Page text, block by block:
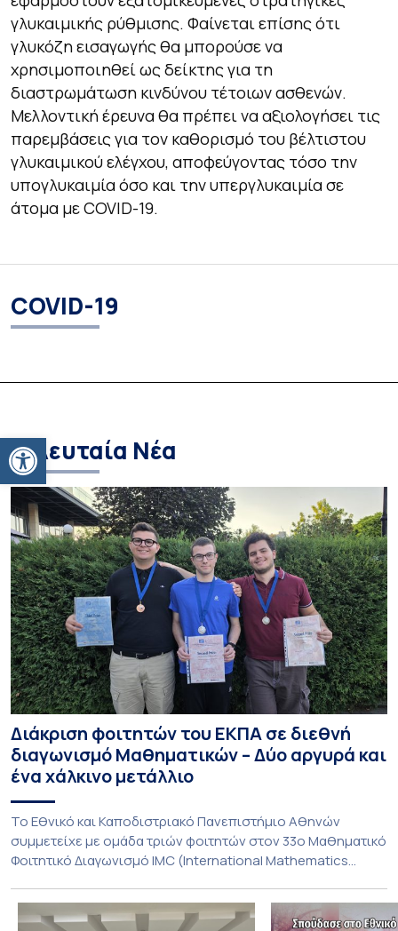
Ανοίξτε τη γραμμή εργαλείων
γλυκαιμικής ρύθμισης. Φαίνεται επίσης ότι
γλυκόζη εισαγωγής θα μπορούσε να
χρησιμοποιηθεί ως δείκτης για τη
διαστρωμάτωση κινδύνου τέτοιων ασθενών.
Μελλοντική έρευνα θα πρέπει να αξιολογήσει τις
παρεμβάσεις για τον καθορισμό του βέλτιστου
γλυκαιμικού ελέγχου, αποφεύγοντας τόσο την
υπογλυκαιμία όσο και την υπεργλυκαιμία σε
άτομα με COVID-19.
COVID-19
Τελευταία Νέα
Διάκριση φοιτητών του ΕΚΠΑ σε διεθνή
διαγωνισμό Μαθηματικών – Δύο αργυρά και
ένα χάλκινο μετάλλιο
To Εθνικό και Καποδιστριακό Πανεπιστήμιο Αθηνών
συμμετείχε με ομάδα τριών φοιτητών στον 33ο Μαθηματικό
Φοιτητικό Διαγωνισμό IMC (International Mathematics
Ιουλίου στο Blagoevgrad της Βουλγαρίας. Σε αυτόν
συμμετείχαν 447 φοιτητές εκπροσωπώντας 135